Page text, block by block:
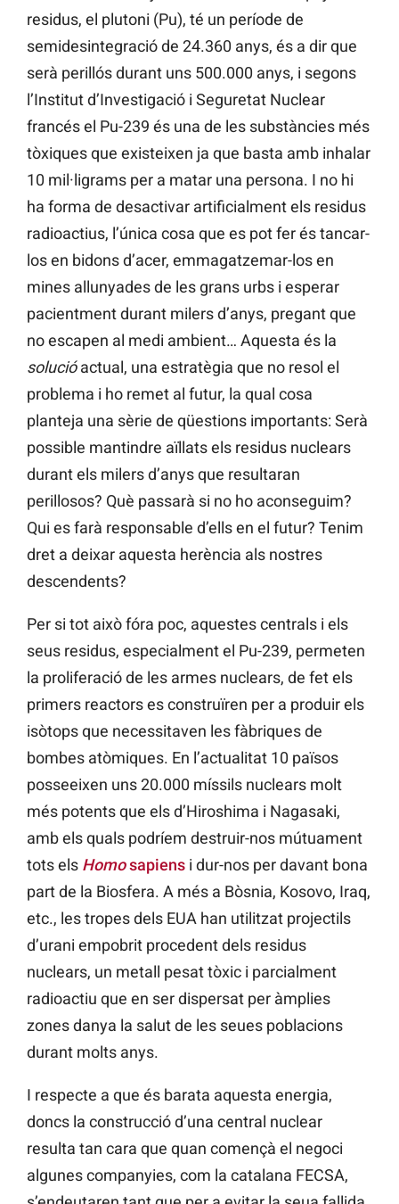
residus, el plutoni (Pu), té un període de
semidesintegració de 24.360 anys, és a dir que
serà perillós durant uns 500.000 anys, i segons
l’Institut d’Investigació i Seguretat Nuclear
francés el Pu-239 és una de les substàncies més
tòxiques que existeixen ja que basta amb inhalar
10 mil·ligrams per a matar una persona. I no hi
ha forma de desactivar artificialment els residus
radioactius, l’única cosa que es pot fer és tancar-
los en bidons d’acer, emmagatzemar-los en
mines allunyades de les grans urbs i esperar
pacientment durant milers d’anys, pregant que
no escapen al medi ambient… Aquesta és la
solucióactual, una estratègia que no resol el
problema i ho remet al futur, la qual cosa
planteja una sèrie de qüestions importants: Serà
possible mantindre aïllats els residus nuclears
durant els milers d’anys que resultaran
perillosos? Què passarà si no ho aconseguim?
Qui es farà responsable d’ells en el futur? Tenim
dret a deixar aquesta herència als nostres
descendents?
Per si tot això fóra poc, aquestes centrals i els
seus residus, especialment el Pu-239, permeten
la proliferació de les armes nuclears, de fet els
primers reactors es construïren per a produir els
isòtops que necessitaven les fàbriques de
bombes atòmiques. En l’actualitat 10 països
posseeixen uns 20.000 míssils nuclears molt
més potents que els d’Hiroshima i Nagasaki,
amb els quals podríem destruir-nos mútuament
tots els Homosapiens i dur-nos per davant bona
part de la Biosfera. A més a Bòsnia, Kosovo, Iraq,
etc., les tropes dels EUA han utilitzat projectils
d’urani empobrit procedent dels residus
nuclears, un metall pesat tòxic i parcialment
radioactiu que en ser dispersat per àmplies
zones danya la salut de les seues poblacions
durant molts anys.
I respecte a que és barata aquesta energia,
doncs la construcció d’una central nuclear
resulta tan cara que quan començà el negoci
algunes companyies, com la catalana FECSA,